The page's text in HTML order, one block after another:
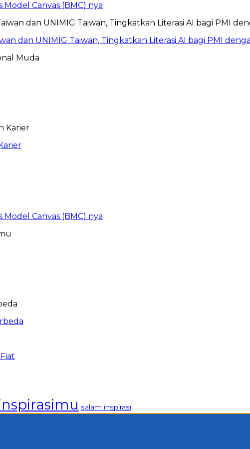
Canvas (BMC) nya
dan UNIMIG Taiwan, Tingkatkan Literasi AI bagi PMI
Canvas (BMC) nya
salam inspirasi